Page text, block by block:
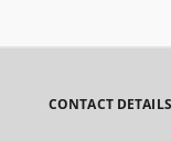
CONTACT DETAILS